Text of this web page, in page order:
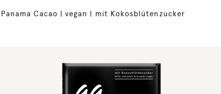
Panama Cacao | vegan | mit Kokosblütenzucker